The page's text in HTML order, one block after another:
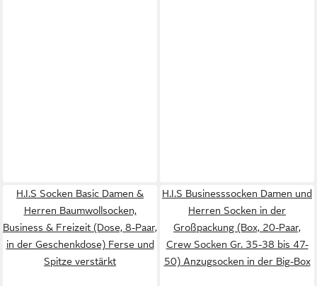
H.I.S Socken Basic Damen &
Herren Baumwollsocken,
Business & Freizeit (Dose, 8-Paar,
in der Geschenkdose) Ferse und
Spitze verstärkt
H.I.S Businesssocken Damen und
Herren Socken in der
Großpackung (Box, 20-Paar,
Crew Socken Gr. 35-38 bis 47-
50) Anzugsocken in der Big-Box